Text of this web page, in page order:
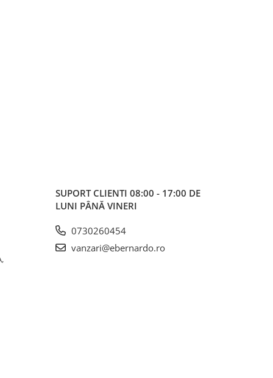
SUPORT CLIENTI 08:00 - 17:00 DE
LUNI PÂNĂ VINERI
0730260454
vanzari@ebernardo.ro